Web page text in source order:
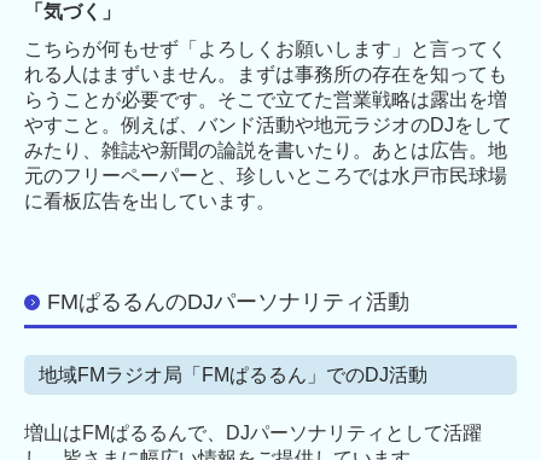
増山英和もうひとつの顔…
「気づく」
こちらが何もせず「よろしくお願いします」と言ってく
れる人はまずいません。まずは事務所の存在を知っても
らうことが必要です。そこで立てた営業戦略は露出を増
やすこと。例えば、バンド活動や地元ラジオのDJをして
みたり、雑誌や新聞の論説を書いたり。あとは広告。地
元のフリーペーパーと、珍しいところでは水戸市民球場
に看板広告を出しています。
FMぱるるんのDJパーソナリティ活動
地域FMラジオ局「FMぱるるん」でのDJ活動
増山はFMぱるるんで、DJパーソナリティとして活躍